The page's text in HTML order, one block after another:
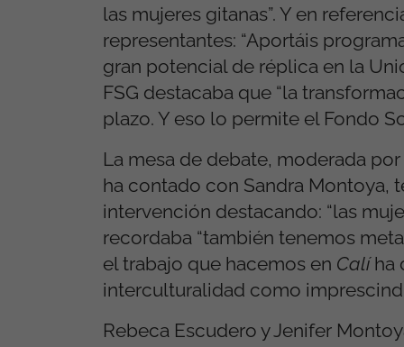
las mujeres gitanas”. Y en
representantes: “Aportáis
gran potencial de réplica en la
FSG destacaba que “la
plazo. Y eso lo permite el Fondo
La mesa de debate, moderada
ha contado con Sandra Montoya,
intervención destacando: “las
recordaba “también tenemos
el trabajo que hacemos en Calíha
interculturalidad como
Rebeca Escudero y Jenifer